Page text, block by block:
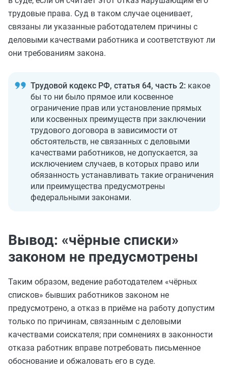
трудовые права. Суд в таком случае оценивает,
связаны ли указанные работодателем причины с
деловыми качествами работника и соответствуют ли
они требованиям закона.
Трудовой кодекс РФ, статья 64, часть 2: какое
бы то ни было прямое или косвенное
ограничение прав или установление прямых
или косвенных преимуществ при заключении
трудового договора в зависимости от
обстоятельств, не связанных с деловыми
качествами работников, не допускается, за
исключением случаев, в которых право или
обязанность устанавливать такие ограничения
или преимущества предусмотрены
федеральными законами.
Вывод: «чёрные списки»
законом не предусмотрены
Таким образом, ведение работодателем «чёрных
списков» бывших работников законом не
предусмотрено, а отказ в приёме на работу допустим
только по причинам, связанным с деловыми
качествами соискателя; при сомнениях в законности
отказа работник вправе потребовать письменное
обоснование и обжаловать его в суде.